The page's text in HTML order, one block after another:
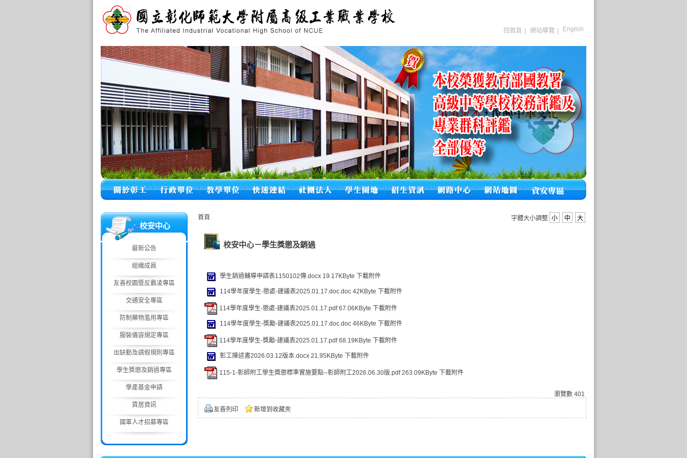
回首頁 網站導覽 English
校安中心
最新公告
組織成員
友善校園暨反霸凌專區
交通安全專區
防制藥物濫用專區
服裝儀容規定專區
出缺勤及請假規則專區
學生獎懲及銷過專區
學產基金申請
賃居資訊
國軍人才招募專區
首頁 字體大小調整 小 中 大
校安中心－學生獎懲及銷過
學生銷過輔導申請表1150102傳.docx 19.17KByte 下載附件
114學年度學生-懲處-建議表2025.01.17.doc.doc 42KByte 下載附件
114學年度學生-懲處-建議表2025.01.17.pdf 67.06KByte 下載附件
114學年度學生-獎勵-建議表2025.01.17.doc.doc 46KByte 下載附件
114學年度學生-獎勵-建議表2025.01.17.pdf 68.19KByte 下載附件
彰工陳述書2026.03.12版本.docx 21.95KByte 下載附件
115-1-彰師附工學生獎懲標準實施要點--彰師附工2026.06.30版.pdf 263.09KByte 下載附件
瀏覽數 401
友善列印 新增到收藏夾